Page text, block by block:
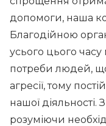
допомоги, наша
Благодійною
усього цього
потреби людей,
агресії, тому
нашої діяльності.
розуміючи